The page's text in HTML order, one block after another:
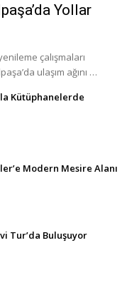
Yollar
çalışmaları
ulaşım ağını …
Kütüphanelerde
Modern Mesire Alanı
Tur’da Buluşuyor